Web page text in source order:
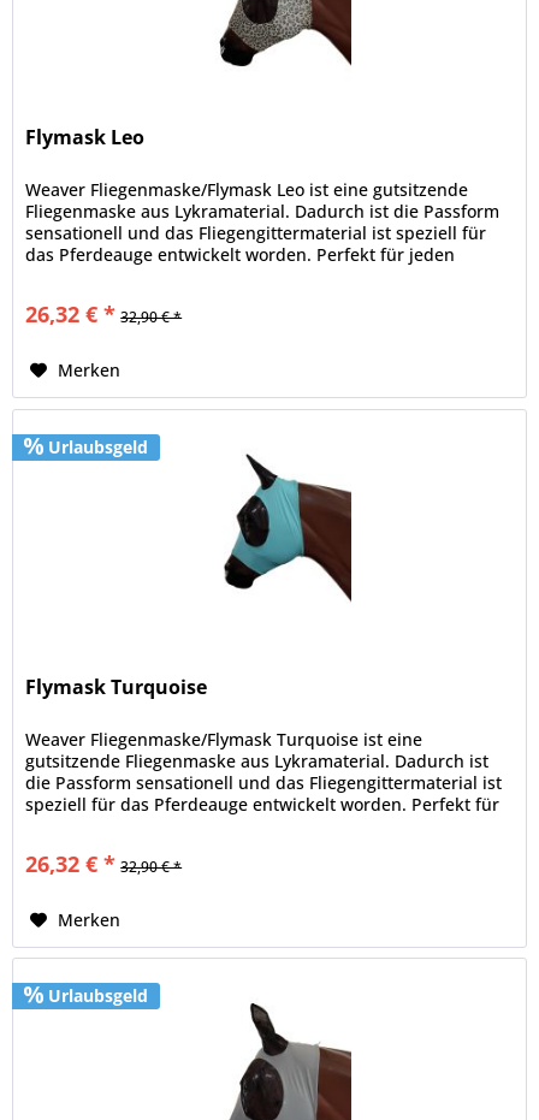
Flymask Leo
Weaver Fliegenmaske/Flymask Leo ist eine gutsitzende
Fliegenmaske aus Lykramaterial. Dadurch ist die Passform
sensationell und das Fliegengittermaterial ist speziell für
das Pferdeauge entwickelt worden. Perfekt für jeden
26,32 € * 32,90 € *
Merken
Urlaubsgeld
Flymask Turquoise
Weaver Fliegenmaske/Flymask Turquoise ist eine
gutsitzende Fliegenmaske aus Lykramaterial. Dadurch ist
die Passform sensationell und das Fliegengittermaterial ist
speziell für das Pferdeauge entwickelt worden. Perfekt für
26,32 € * 32,90 € *
Merken
Urlaubsgeld